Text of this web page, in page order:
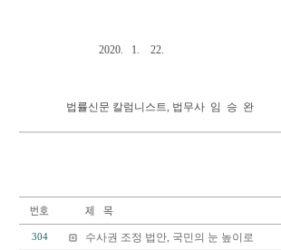
2020. 1. 22.
법률신문 칼럼니스트, 법무사 임 승 완
304 수사권 조정 법안, 국민의 눈 높이로